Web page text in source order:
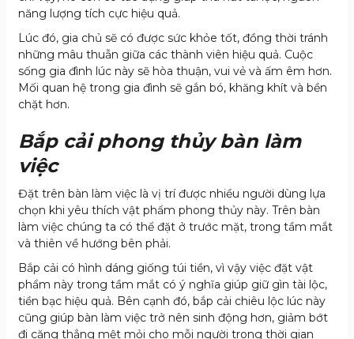
năng lượng tích cực hiệu quả.
Lúc đó, gia chủ sẽ có được sức khỏe tốt, đồng thời tránh
những mâu thuẫn giữa các thành viên hiệu quả. Cuộc
sống gia đình lúc này sẽ hòa thuận, vui vẻ và ấm êm hơn.
Mối quan hệ trong gia đình sẽ gắn bó, khăng khít và bền
chặt hơn.
Bắp cải phong thủy bàn làm
việc
Đặt trên bàn làm việc là vị trí được nhiều người dùng lựa
chọn khi yêu thích vật phẩm phong thủy này. Trên bàn
làm việc chúng ta có thể đặt ở trước mặt, trong tầm mắt
và thiên về hướng bên phải.
Bắp cải có hình dáng giống túi tiền, vì vậy việc đặt vật
phẩm này trong tầm mắt có ý nghĩa giúp giữ gìn tài lộc,
tiền bạc hiệu quả. Bên cạnh đó, bắp cải chiêu lộc lúc này
cũng giúp bàn làm việc trở nên sinh động hơn, giảm bớt
đi căng thẳng mệt mỏi cho mỗi người trong thời gian